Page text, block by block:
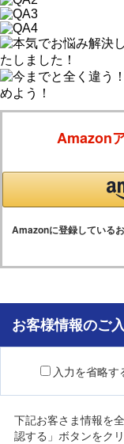
Amazon
Amazonに登録している
お客様情報のご
入力を省略す
下記お客さま情報を
認する」ボタンをク